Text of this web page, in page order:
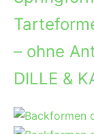
– ohne
DILLE &